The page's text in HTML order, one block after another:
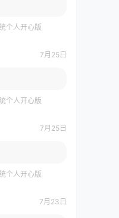
个人开心版
7月25日
个人开心版
7月25日
个人开心版
7月23日